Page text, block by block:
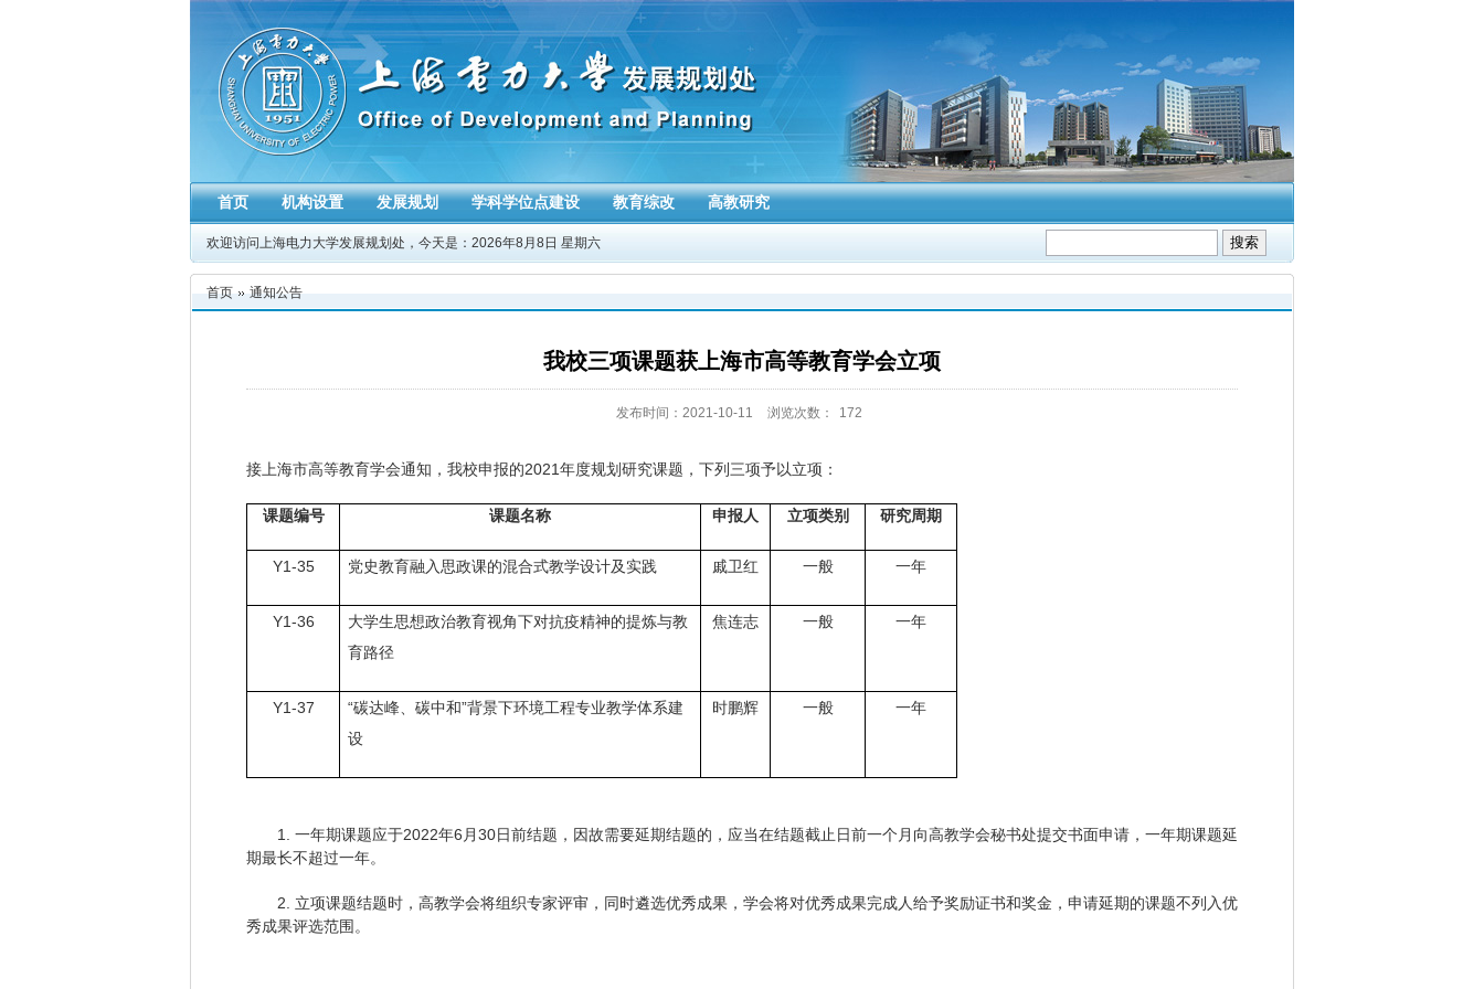
首页 机构设置 发展规划 学科学位点建设 教育综改 高教研究
欢迎访问上海电力大学发展规划处，今天是： 2026年8月8日 星期六
首页 通知公告
我校三项课题获上海市高等教育学会立项
发布时间：2021-10-11 浏览次数： 172
接上海市高等教育学会通知，我校申报的2021 年度规划研究课题，下列三项予以立项：
课题编号 课题名称 申报人 立项类别 研究周期
Y1-35 党史教育融入思政课的混合式教学设计及实践 戚卫红 一般 一年
Y1-36
大学生思想政治教育视角下对抗疫精神的提炼与教
育路径
焦连志 一般 一年
Y1-37 “碳达峰、碳中和”背景下环境工程专业教学体系建
设
时鹏辉 一般 一年
1. 一年期课题应于2022年6 月 30 日前结题，因故需要延期结题的，应当在结题截止日前一个月向高教学会秘书处提交书面申请，一年期课题延
期最长不超过一年。
2. 立项课题结题时，高教学会将组织专家评审，同时遴选优秀成果，学会将对优秀成果完成人给予奖励证书和奖金，申请延期的课题不列入优
秀成果评选范围。